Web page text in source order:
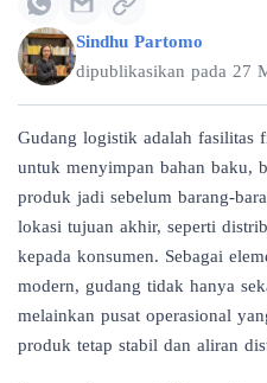
Sindhu Partomo
dipublikasikan pada 27
Gudang logistik adalah fasilitas
untuk menyimpan bahan baku,
produk jadi sebelum barang-
lokasi tujuan akhir, seperti
kepada konsumen. Sebagai
modern, gudang tidak hanya
melainkan pusat operasional
produk tetap stabil dan aliran